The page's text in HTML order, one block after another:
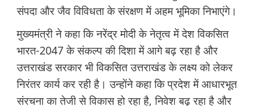
संपदा और जैव विविधता के संरक्षण में अहम भूमिका निभाएंगे।
मुख्यमंत्री ने कहा कि नरेंद्र मोदी के नेतृत्व में देश विकसित
भारत-2047 के संकल्प की दिशा में आगे बढ़ रहा है और
उत्तराखंड सरकार भी विकसित उत्तराखंड के लक्ष्य को लेकर
निरंतर कार्य कर रही है। उन्होंने कहा कि प्रदेश में आधारभूत
संरचना का तेजी से विकास हो रहा है, निवेश बढ़ रहा है और